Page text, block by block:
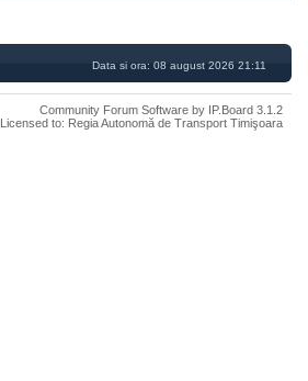
Data si ora: 08 august 2026 21:11
Community Forum Software by IP.Board 3.1.2
Licensed to: Regia Autonomă de Transport Timişoara